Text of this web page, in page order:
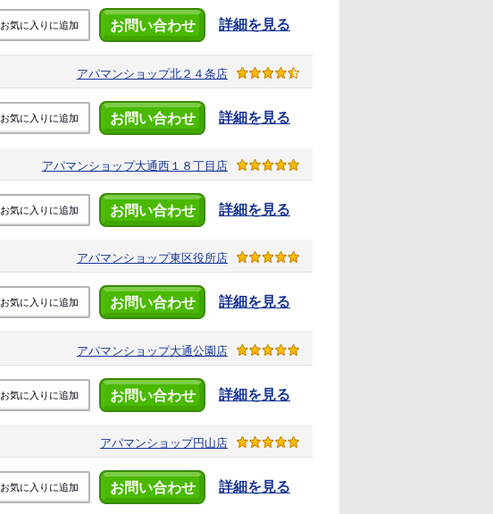
お気に入りに追加 お問い合わせ 詳細を見る
アパマンショップ北２４条店
お気に入りに追加 お問い合わせ 詳細を見る
アパマンショップ大通西１８丁目店
お気に入りに追加 お問い合わせ 詳細を見る
アパマンショップ東区役所店
お気に入りに追加 お問い合わせ 詳細を見る
アパマンショップ大通公園店
お気に入りに追加 お問い合わせ 詳細を見る
アパマンショップ円山店
お気に入りに追加 お問い合わせ 詳細を見る